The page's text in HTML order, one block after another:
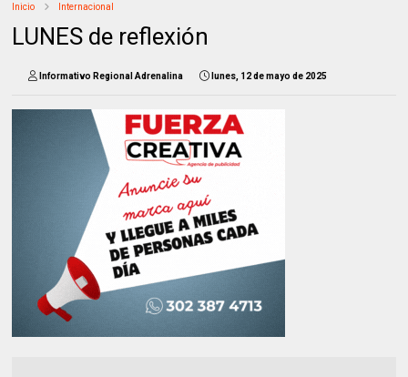
Inicio Internacional
LUNES de reflexión
Informativo Regional Adrenalina lunes, 12 de mayo de 2025